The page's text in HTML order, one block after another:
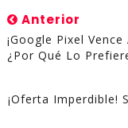
Anterior
¡Google Pixel
¿por Qué Lo
¡Oferta Imperdible!